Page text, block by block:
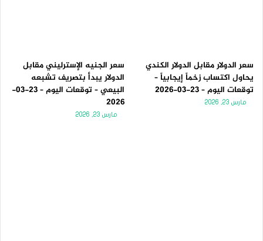
سعر الدولار مقابل الدولار الكندي
يحاول اكتساب زخماً إيجابياً –
توقعات اليوم – 23-03-2026
مارس 23, 2026
سعر الجنيه الإسترليني مقابل
الدولار يبدأ بتصريف تشبعه
البيعي – توقعات اليوم – 23-03-
2026
مارس 23, 2026